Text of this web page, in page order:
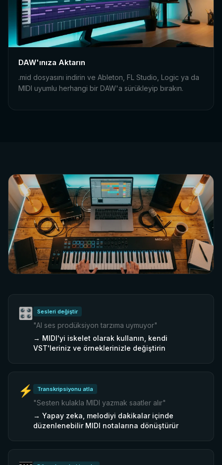
DAW'ınıza Aktarın
.mid dosyasını indirin ve Ableton, FL Studio, Logic ya da
MIDI uyumlu herhangi bir DAW'a sürükleyip bırakın.
Yapıyor
MIDI, sesin yapamadığını açar — düzenleyin, değiştirin,
inceleyin ve inşa edin.
🎛️ Sesleri değiştir
"AI ses prodüksiyon tarzıma uymuyor"
→ MIDI'yi iskelet olarak kullanın, kendi
VST'leriniz ve örneklerinizle değiştirin
⚡ Transkripsiyonu atla
"Sesten kulakla MIDI yazmak saatler alır"
→ Yapay zeka, melodiyi dakikalar içinde
düzenlenebilir MIDI notalarına dönüştürür